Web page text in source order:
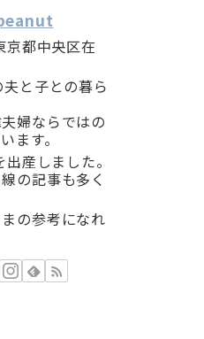
京都中央区在
と子との暮ら
婦ならではの
ます。
産しました。
の記事も多く
の参考になれ